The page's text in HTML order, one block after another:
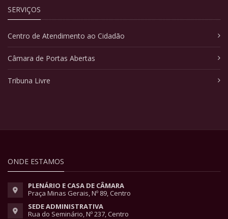
SERVIÇOS
Centro de Atendimento ao Cidadão
Câmara de Portas Abertas
Tribuna Livre
ONDE ESTAMOS
PLENÁRIO E CASA DE CÂMARA
Praça Minas Gerais, Nº 89, Centro
SEDE ADMINISTRATIVA
Rua do Seminário, Nº 237, Centro